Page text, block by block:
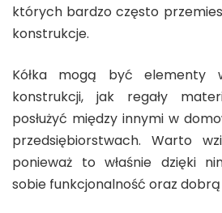
których bardzo często
konstrukcje.
Kółka mogą być elementy
konstrukcji, jak regały
posłużyć między innymi w
przedsiębiorstwach. Warto
ponieważ to właśnie dzięki
sobie funkcjonalność oraz